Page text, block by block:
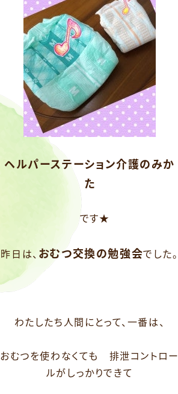
ヘルパーステーション介護のみか
た
です★
昨日は、 おむつ交換の勉強会でした。
わたしたち人間にとって、一番は、
おむつを使わなくても 排泄コントロー
ルがしっかりできて